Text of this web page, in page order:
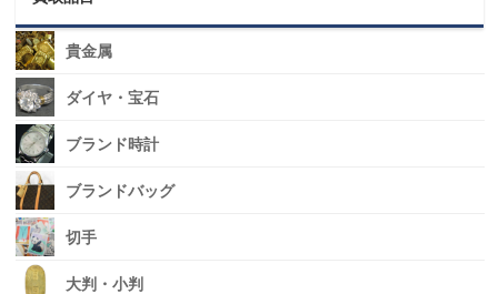
貴金属
ダイヤ・宝石
ブランド時計
ブランドバッグ
切手
大判・小判